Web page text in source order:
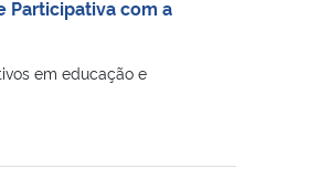
Participativa com a
em educação e